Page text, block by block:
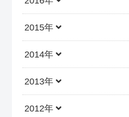
2015年
2014年
2013年
2012年